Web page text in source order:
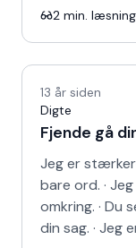
2 min. læsning
13 år siden
Digte
Fjende gå
Jeg er
bare ord. ·
omkring. · Du
din sag. · Jeg